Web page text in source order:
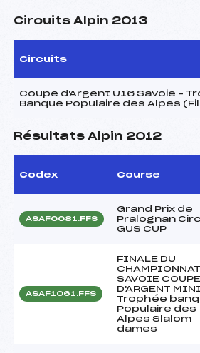
Circuits Alpin 2013
Circuits
Coupe d'Argent U16 Savoie –
Banque Populaire des Alpes
Résultats Alpin 2012
Codex Course
ASAF0081.FFS
Grand Prix de
Pralognan
GUS CUP
ASAF1061.FFS
FINALE DU
SAVOIE COUPE
D'ARGENT
Trophée
Populaire des
Alpes Slalom
dames